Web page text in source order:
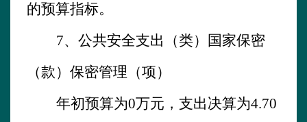
的预算指标。
7、 公共安全支出（类）国家保密
（款）保密管理（项）
年初预算为0万元，支出决算为4.70